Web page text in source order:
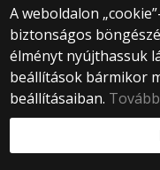
A weboldalon
biztonságos
élményt nyújthassuk
beállítások bármikor
beállításaiban.